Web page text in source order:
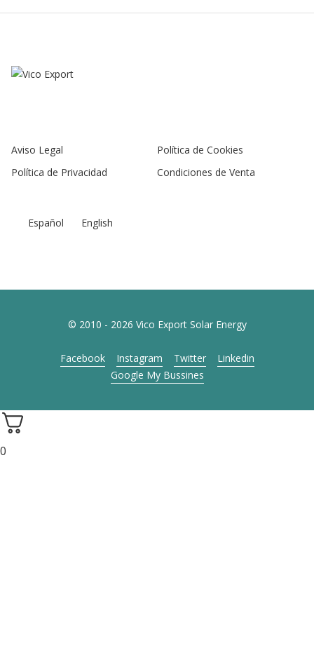
Aviso Legal
Política de Cookies
Política de Privacidad
Condiciones de Venta
Español English
© 2010 - 2026 Vico Export Solar Energy
Facebook Instagram Twitter
Linkedin
Google My Bussines
0